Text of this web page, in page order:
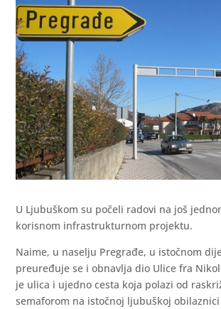
U Ljubuškom su počeli radovi na još
korisnom infrastrukturnom projektu.
Naime, u naselju Pregrađe, u istočnom
preuređuje se i obnavlja dio Ulice fra
je ulica i ujedno cesta koja polazi od
semaforom na istočnoj ljubuškoj